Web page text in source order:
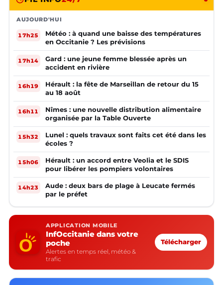
AUJOURD'HUI
17h25
Météo : à quand une baisse des températures
en Occitanie ? Les prévisions
17h14
Gard : une jeune femme blessée après un
accident en rivière
16h19
Hérault : la fête de Marseillan de retour du 15
au 18 août
16h11
Nîmes : une nouvelle distribution alimentaire
organisée par la Table Ouverte
15h32
Lunel : quels travaux sont faits cet été dans les
écoles ?
15h06
Hérault : un accord entre Veolia et le SDIS
pour libérer les pompiers volontaires
14h23
Aude : deux bars de plage à Leucate fermés
par le préfet
APPLICATION MOBILE
InfOccitanie dans votre
poche
Alertes en temps réel, météo &
trafic
Télécharger